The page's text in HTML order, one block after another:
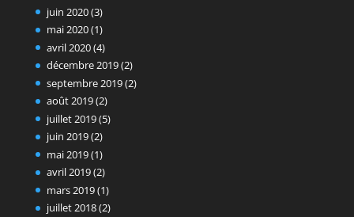
juin 2020(3)
mai 2020(1)
avril 2020(4)
décembre 2019(2)
septembre 2019(2)
août 2019(2)
juillet 2019(5)
juin 2019(2)
mai 2019(1)
avril 2019(2)
mars 2019(1)
juillet 2018(2)